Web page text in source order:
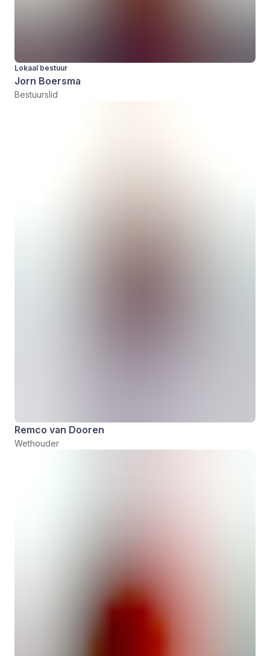
Lokaal bestuur
Jorn Boersma
Bestuurslid
Remco van Dooren
Wethouder